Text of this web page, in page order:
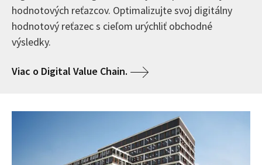
hodnotových reťazcov. Optimalizujte svoj digitálny
hodnotový reťazec s cieľom urýchliť obchodné
výsledky.
Viac o Digital Value Chain.